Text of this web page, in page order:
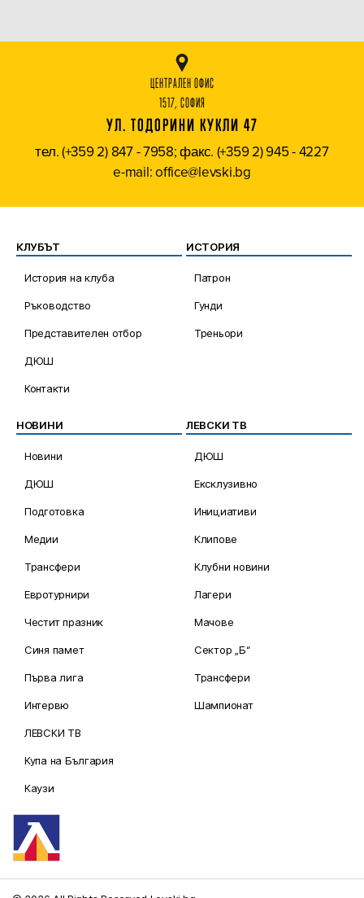
ЦЕНТРАЛЕН ОФИС
1517, СОФИЯ
УЛ. ТОДОРИНИ КУКЛИ 47
тел. (+359 2) 847 - 7958; факс. (+359 2) 945 - 4227
e-mail: office@levski.bg
КЛУБЪТ
История на клуба
Ръководство
Представителен отбор
ДЮШ
Контакти
ИСТОРИЯ
Патрон
Гунди
Треньори
НОВИНИ
Новини
ДЮШ
Подготовка
Медии
Трансфери
Евротурнири
Честит празник
Синя памет
Първа лига
Интервю
ЛЕВСКИ ТВ
Купа на България
Каузи
ЛЕВСКИ ТВ
ДЮШ
Ексклузивно
Инициативи
Клипове
Клубни новини
Лагери
Мачове
Сектор „Б“
Трансфери
Шампионат